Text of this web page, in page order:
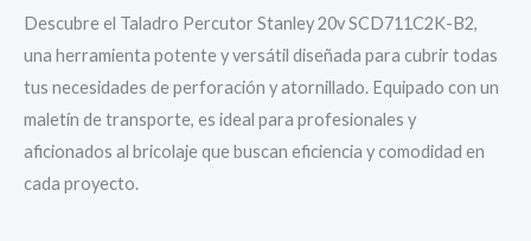
Descubre el Taladro Percutor Stanley 20v SCD711C2K-B2,
una herramienta potente y versátil diseñada para cubrir todas
tus necesidades de perforación y atornillado. Equipado con un
maletín de transporte, es ideal para profesionales y
aficionados al bricolaje que buscan eficiencia y comodidad en
cada proyecto.